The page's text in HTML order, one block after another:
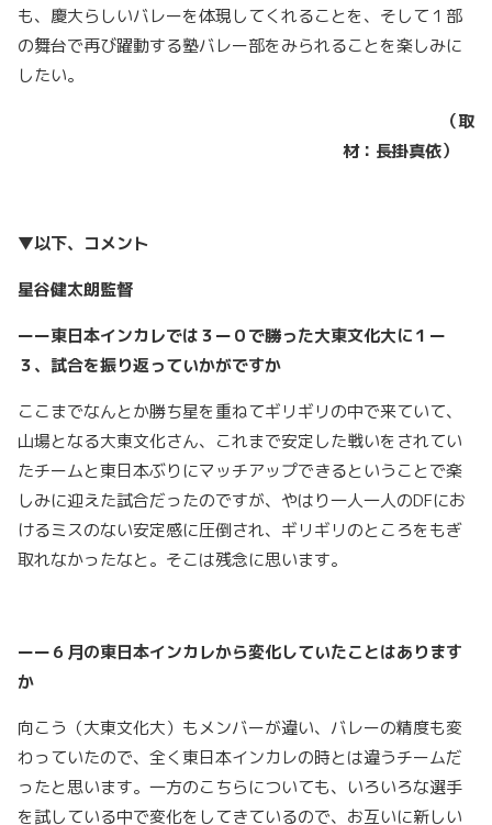
も、慶大らしいバレーを体現してくれることを、そして１部
の舞台で再び躍動する塾バレー部をみられることを楽しみに
したい。
（取
材：長掛真依）
▼以下、コメント
星谷健太朗監督
ーー東日本インカレでは３ー０で勝った大東文化大に１ー
３、試合を振り返っていかがですか
ここまでなんとか勝ち星を重ねてギリギリの中で来ていて、
山場となる大東文化さん、これまで安定した戦いをされてい
たチームと東日本ぶりにマッチアップできるということで楽
しみに迎えた試合だったのですが、やはり一人一人のDFにお
けるミスのない安定感に圧倒され、ギリギリのところをもぎ
取れなかったなと。そこは残念に思います。
ーー６月の東日本インカレから変化していたことはあります
か
向こう（大東文化大）もメンバーが違い、バレーの精度も変
わっていたので、全く東日本インカレの時とは違うチームだ
ったと思います。一方のこちらについても、いろいろな選手
を試している中で変化をしてきているので、お互いに新しい